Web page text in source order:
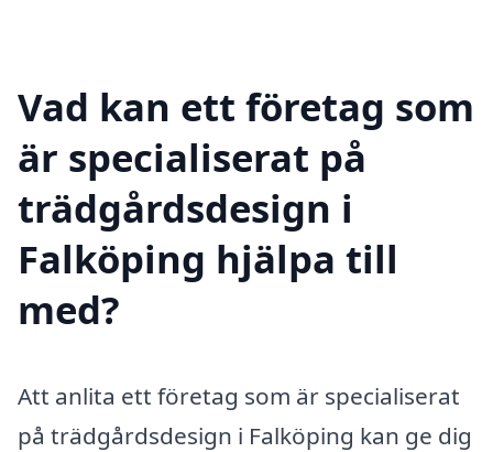
Vad kan ett företag som
är specialiserat på
trädgårdsdesign i
Falköping hjälpa till
med?
Att anlita ett företag som är specialiserat
på trädgårdsdesign i Falköping kan ge dig